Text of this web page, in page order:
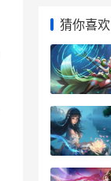
猜你喜欢